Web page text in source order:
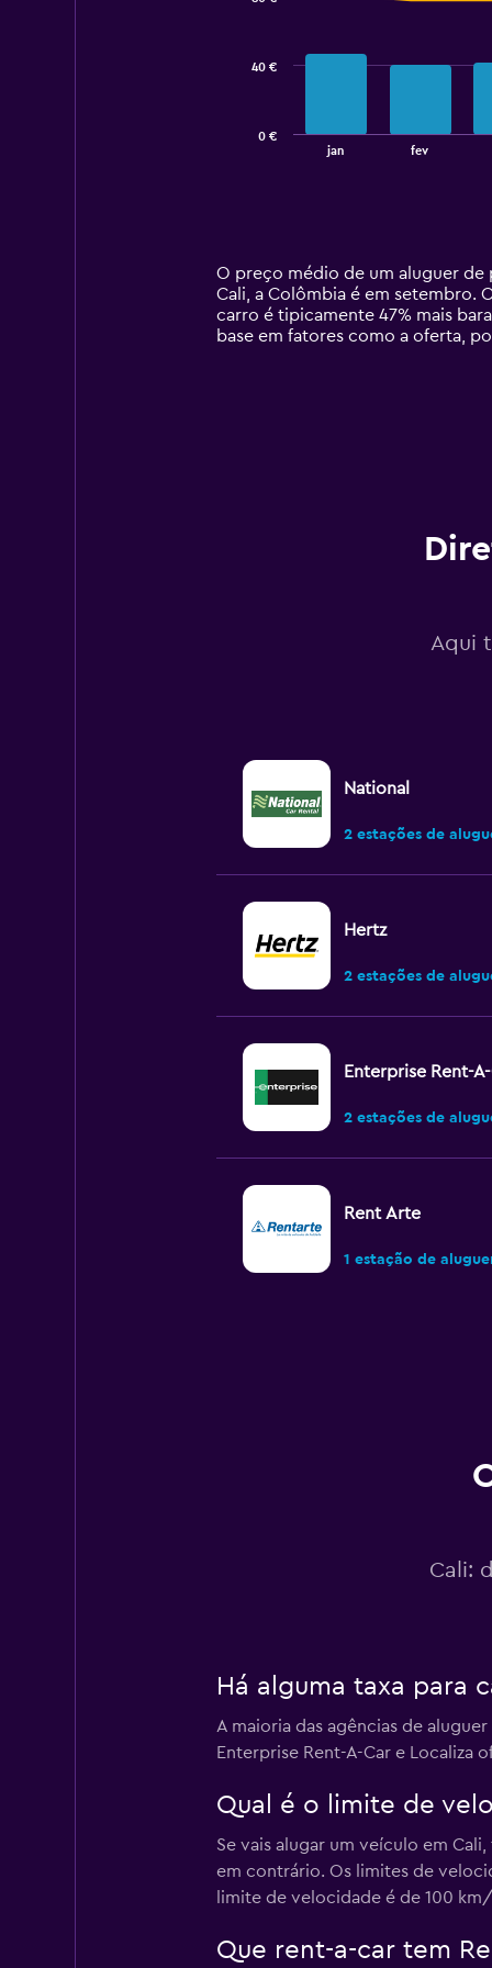
14
categories.
The
chart
jan fev
0 €
40 €
O preço médio de um aluguer de
Cali, a Colômbia é em setembro.
carro é tipicamente 47% mais
base em fatores como a oferta,
Aqui
National
2 estações de
Hertz
2 estações de
Enterprise Rent-
2 estações de
Rent Arte
1 estação de
Alamo
Aceitável
1 avaliação
Avis
5,9 OK
2 avaliações
1 estação de
Cali:
Há alguma taxa para
A maioria das agências de
Enterprise Rent-A-Car e Localiza
Qual é o limite de
Se vais alugar um veículo em
em contrário. Os limites de
limite de velocidade é de 100
Que rent-a-car tem